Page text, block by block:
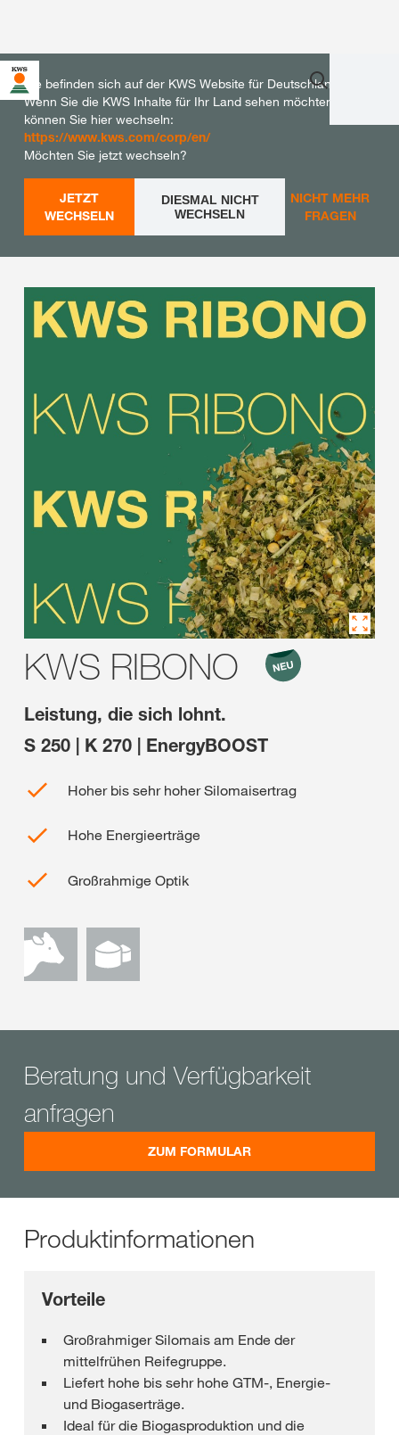
Sie befinden sich auf der KWS Website für Deutschland.
Wenn Sie die KWS Inhalte für Ihr Land sehen möchten,
können Sie hier wechseln:
https://www.kws.com/corp/en/
Möchten Sie jetzt wechseln?
JETZT
WECHSELN
DIESMAL NICHT
WECHSELN
NICHT MEHR
FRAGEN
KWS RIBONO
Leistung, die sich lohnt.
S 250 | K 270 | EnergyBOOST
Hoher bis sehr hoher Silomaisertrag
Hohe Energieerträge
Großrahmige Optik
Beratung und Verfügbarkeit
anfragen
ZUM FORMULAR
Produktinformationen
Vorteile
Großrahmiger Silomais am Ende der
mittelfrühen Reifegruppe.
Liefert hohe bis sehr hohe GTM-, Energie-
und Biogaserträge.
Ideal für die Biogasproduktion und die